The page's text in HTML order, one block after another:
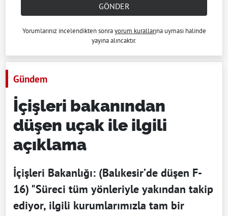
GÖNDER
Yorumlarınız incelendikten sonrayorum kurallarına uyması halinde
yayına alıncaktır.
Gündem
İçişleri bakanından
düşen uçak ile ilgili
açıklama
İçişleri Bakanlığı: (Balıkesir’de düşen F-
16) "Süreci tüm yönleriyle yakından takip
ediyor, ilgili kurumlarımızla tam bir